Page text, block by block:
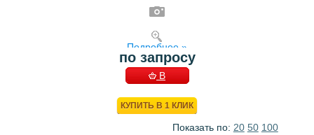
Подробнее »
по запросу
В
КУПИТЬ В 1 КЛИК
Показать по: 20 50 100